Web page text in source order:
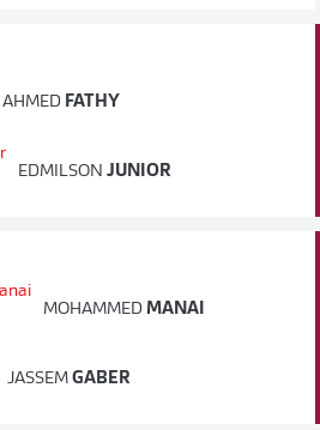
AHMED FATHY
EDMILSON JUNIOR
MOHAMMED MANAI
JASSEM GABER